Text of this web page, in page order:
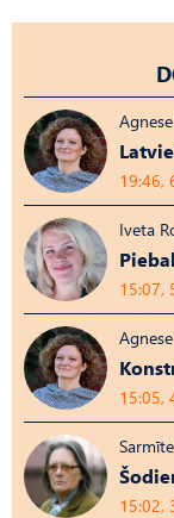
19:46,
Iveta
15:07,
15:05,
15:02,